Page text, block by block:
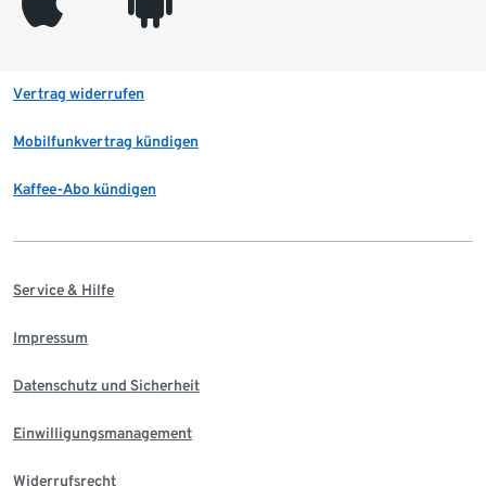
Vertrag widerrufen
Mobilfunkvertrag kündigen
Kaffee-Abo kündigen
Service & Hilfe
Impressum
Datenschutz und Sicherheit
Einwilligungsmanagement
Widerrufsrecht